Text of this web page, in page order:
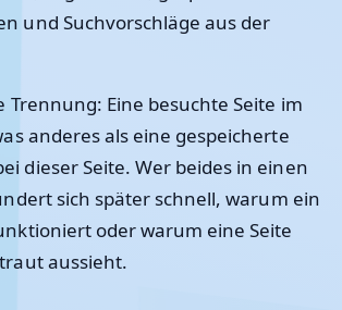
und Suchvorschläge aus der
Trennung: Eine besuchte Seite im
anderes als eine gespeicherte
dieser Seite. Wer beides in einen
sich später schnell, warum ein
oder warum eine Seite
aussieht.